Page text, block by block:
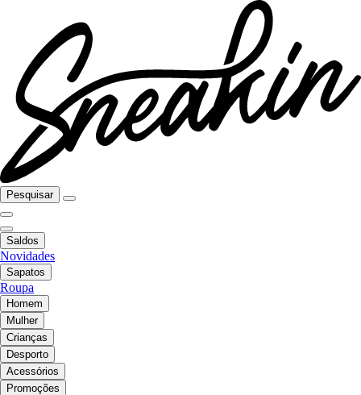
Pesquisar
Saldos
Novidades
Sapatos
Roupa
Homem
Mulher
Crianças
Desporto
Acessórios
Promoções